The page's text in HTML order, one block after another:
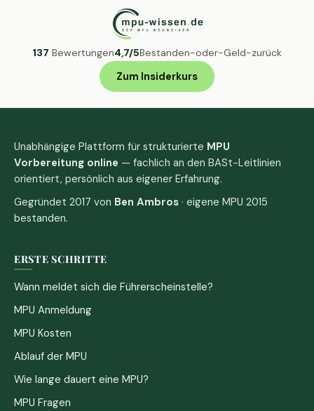
137 Bewertungen4,7/5Bestanden-oder-Geld-zurück
Zum Insiderkurs
Unabhängige Plattform für strukturierte MPU
Vorbereitung online — fachlich an den BASt-Leitlinien
orientiert, persönlich aus eigener Erfahrung.
Gegründet 2017 von Ben Ambros · eigene MPU 2015
bestanden.
ERSTE SCHRITTE
Wann meldet sich die Führerscheinstelle?
MPU Anmeldung
MPU Kosten
Ablauf der MPU
Wie lange dauert eine MPU?
MPU Fragen